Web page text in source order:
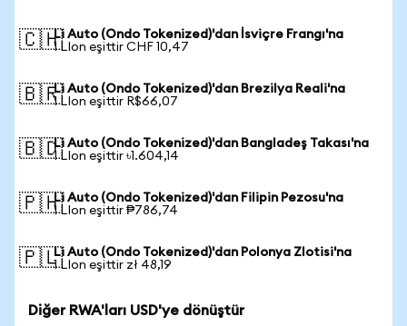
🇨🇭Li Auto (Ondo Tokenized)'dan İsviçre Frangı'na
1 LIon eşittir CHF 10,47
🇧🇷Li Auto (Ondo Tokenized)'dan Brezilya Reali'na
1 LIon eşittir R$66,07
🇧🇩Li Auto (Ondo Tokenized)'dan Bangladeş Takası'na
1 LIon eşittir ৳1.604,14
🇵🇭Li Auto (Ondo Tokenized)'dan Filipin Pezosu'na
1 LIon eşittir ₱786,74
🇵🇱Li Auto (Ondo Tokenized)'dan Polonya Zlotisi'na
1 LIon eşittir zł 48,19
Diğer RWA'ları USD'ye dönüştür